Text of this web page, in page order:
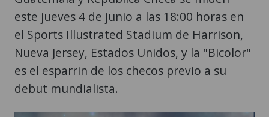
este jueves 4 de junio a las 18:00 horas en
el Sports Illustrated Stadium de Harrison,
Nueva Jersey, Estados Unidos, y la "Bicolor"
es el esparrin de los checos previo a su
debut mundialista.